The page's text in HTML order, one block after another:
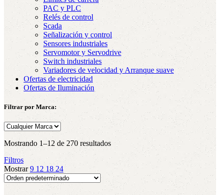
PAC y PLC
Relés de control
Scada
Señalización y control
Sensores industriales
Servomotor y Servodrive
Switch industriales
Variadores de velocidad y Arranque suave
Ofertas de electricidad
Ofertas de Iluminación
Filtrar por Marca:
Mostrando 1–12 de 270 resultados
Filtros
Mostrar91218 24